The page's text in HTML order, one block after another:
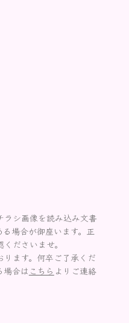
ラシ画像を読み込み文書
場合が御座います。正
ださいませ。
ます。何卒ご了承くだ
場合は こちら よりご連絡